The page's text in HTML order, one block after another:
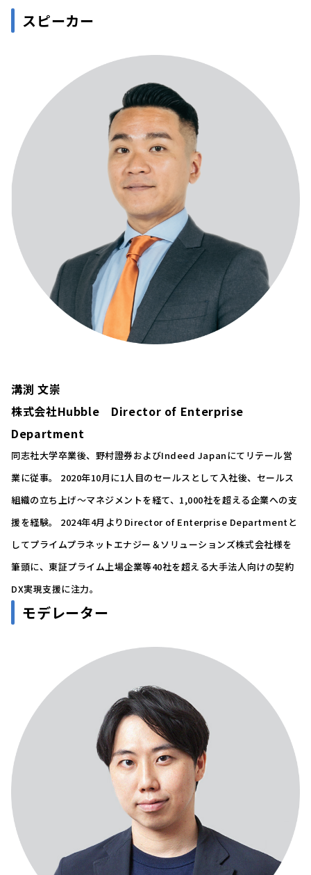
スピーカー
溝渕 文崇
株式会社Hubble Director of Enterprise
Department
同志社大学卒業後、野村證券およびIndeed Japanにてリテール営
業に従事。 2020年10月に1人目のセールスとして入社後、セールス
組織の立ち上げ〜マネジメントを経て、1,000社を超える企業への支
援を経験。 2024年4月よりDirector of Enterprise Departmentと
してプライムプラネットエナジー＆ソリューションズ株式会社様を
筆頭に、東証プライム上場企業等40社を超える大手法人向けの契約
DX実現支援に注力。
モデレーター